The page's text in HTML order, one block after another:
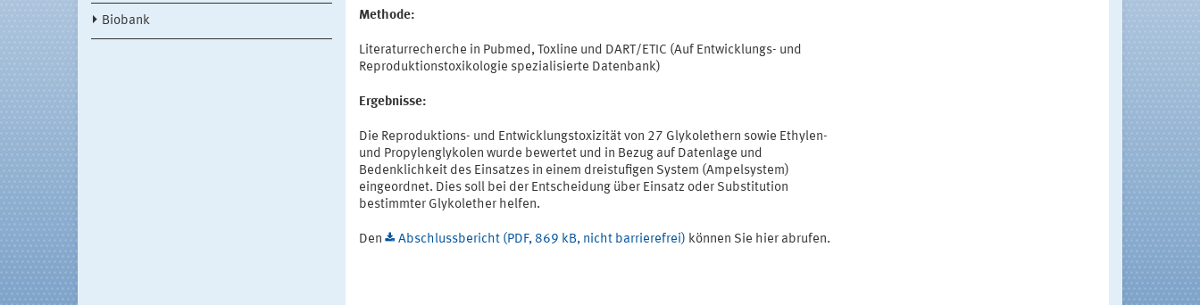
Biobank Methode:
Literaturrecherche in Pubmed, Toxline und DART/ETIC (Auf Entwicklungs- und
Reproduktionstoxikologie spezialisierte Datenbank)
Ergebnisse:
Die Reproduktions- und Entwicklungstoxizität von 27 Glykolethern sowie Ethylen-
und Propylenglykolen wurde bewertet und in Bezug auf Datenlage und
Bedenklichkeit des Einsatzes in einem dreistufigen System (Ampelsystem)
eingeordnet. Dies soll bei der Entscheidung über Einsatz oder Substitution
bestimmter Glykolether helfen.
Den Abschlussbericht (PDF, 869 kB, nicht barrierefrei) können Sie hier abrufen.